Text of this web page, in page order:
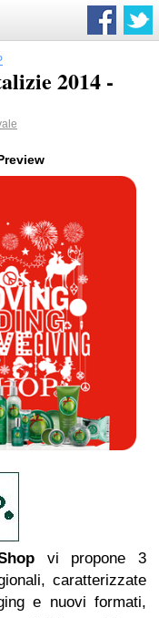
2014 -
vi propone 3
caratterizzate
e nuovi formati,